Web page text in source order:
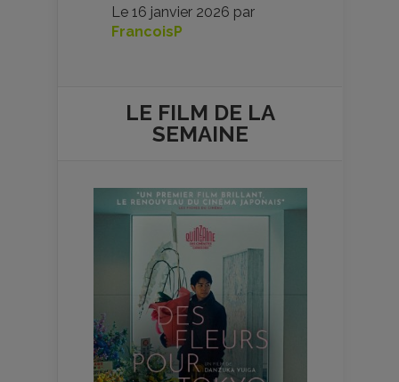
Le 16 janvier 2026 par
FrancoisP
LE FILM DE LA
SEMAINE